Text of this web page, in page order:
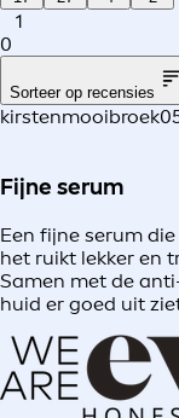
1
0
Sorteer op recensies
kirstenmooibroek
Fijne serum
Een fijne serum
het ruikt lekker en
Samen met de
huid er goed uit